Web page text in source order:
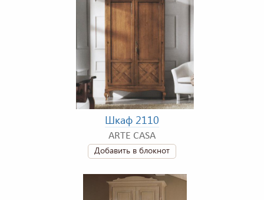
Шкаф 2110
ARTE CASA
Добавить в блокнот